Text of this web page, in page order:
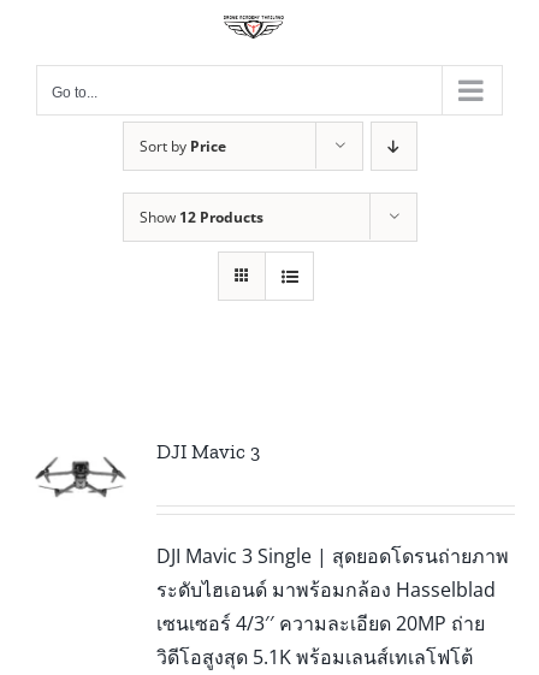
contentGo to...
Sort by Price
Show 12 Products
DJI Mavic 3
DJI Mavic 3 Single | สุดยอดโดรนถ่ายภาพ
ระดับไฮเอนด์ มาพร้อมกล้อง Hasselblad
เซนเซอร์ 4/3′′ ความละเอียด 20MP ถ่าย
วิดีโอสูงสุด 5.1K พร้อมเลนส์เทเลโฟโต้